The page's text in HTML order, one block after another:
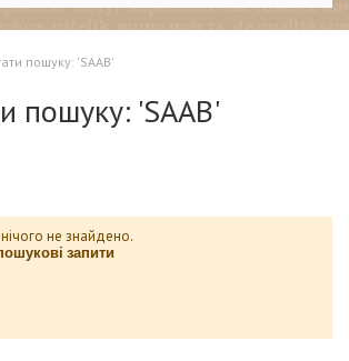
пошуку: 'SAAB'
пошуку: 'SAAB'
не знайдено.
запити